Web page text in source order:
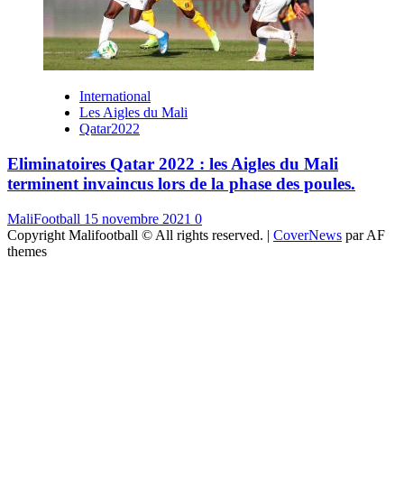
International
Les Aigles du Mali
Qatar2022
Eliminatoires Qatar 2022 : les Aigles du Mali
terminent invaincus lors de la phase des poules.
MaliFootball 15 novembre 2021 0
Copyright Malifootball © All rights reserved. | CoverNews par AF
themes